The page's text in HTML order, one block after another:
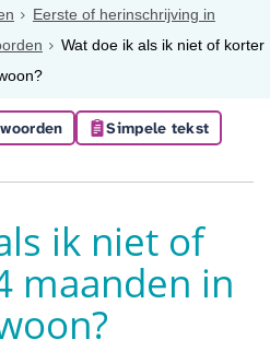
Eerste of herinschrijving in
Wat doe ik als ik niet of korter
Simpele tekst
ik niet of
maanden in